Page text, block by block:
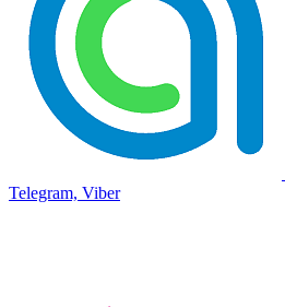
Telegram, Viber